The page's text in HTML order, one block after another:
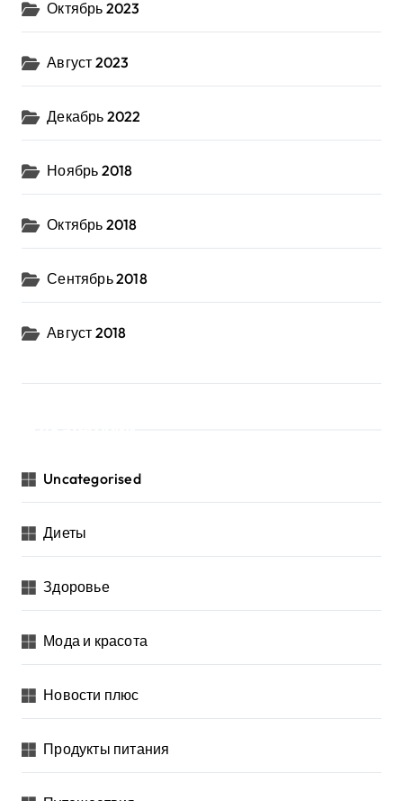
Октябрь 2023
Август 2023
Декабрь 2022
Ноябрь 2018
Октябрь 2018
Сентябрь 2018
Август 2018
Uncategorised
Диеты
Здоровье
Мода и красота
Новости плюс
Продукты питания